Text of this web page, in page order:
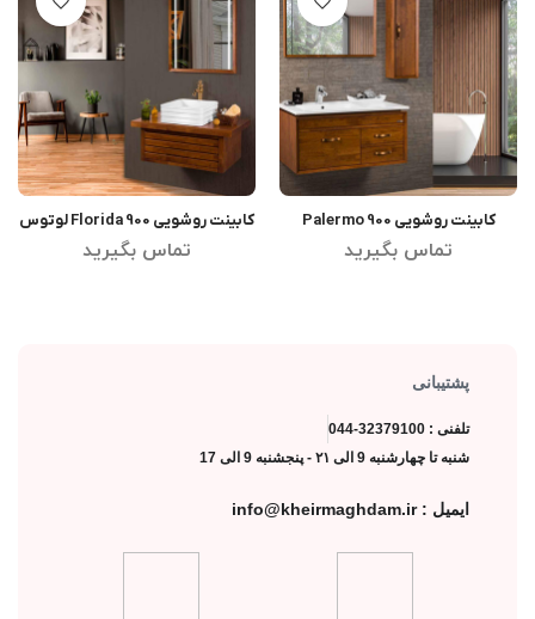
اطلاعات بیشترکابینت روشویی Palermo 900
لوتوس
تماس بگیرید
اطلاعات بیشترکابینت روشویی Florida 900 لوتوس
تماس بگیرید
پشتیبانی
تلفنی : 32379100-044
شنبه تا چهارشنبه 9 الی ۲۱ - پنجشنبه 9 الی 17
ایمیل : info@kheirmaghdam.ir